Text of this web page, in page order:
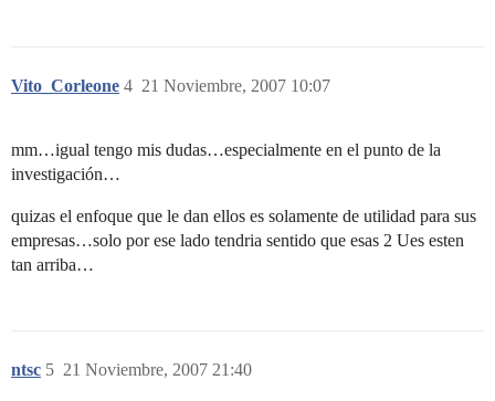
Vito_Corleone 21 Noviembre, 2007 10:07
4
mm…igual tengo mis dudas…especialmente en el punto de la
investigación…
quizas el enfoque que le dan ellos es solamente de utilidad para sus
empresas…solo por ese lado tendria sentido que esas 2 Ues esten
tan arriba…
ntsc 21 Noviembre, 2007 21:40
5